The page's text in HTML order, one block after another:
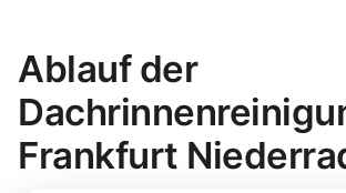
Ablauf der
Frankfurt